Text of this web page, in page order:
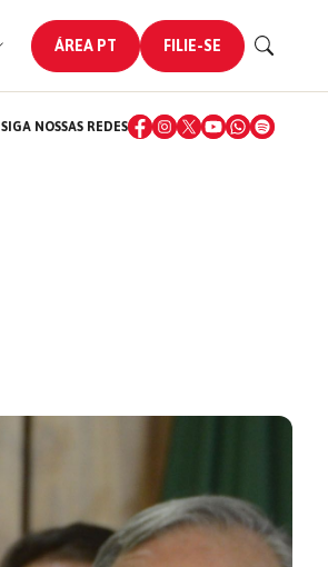
ÁREA PT FILIE-SE
SIGA NOSSAS REDES